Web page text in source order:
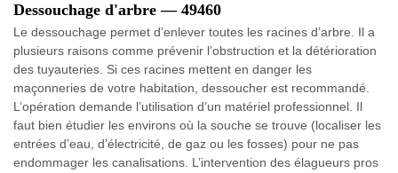
Dessouchage d'arbre — 49460
Le dessouchage permet d’enlever toutes les racines d’arbre. Il a
plusieurs raisons comme prévenir l’obstruction et la détérioration
des tuyauteries. Si ces racines mettent en danger les
maçonneries de votre habitation, dessoucher est recommandé.
L’opération demande l’utilisation d’un matériel professionnel. Il
faut bien étudier les environs où la souche se trouve (localiser les
entrées d’eau, d’électricité, de gaz ou les fosses) pour ne pas
endommager les canalisations. L’intervention des élagueurs pros